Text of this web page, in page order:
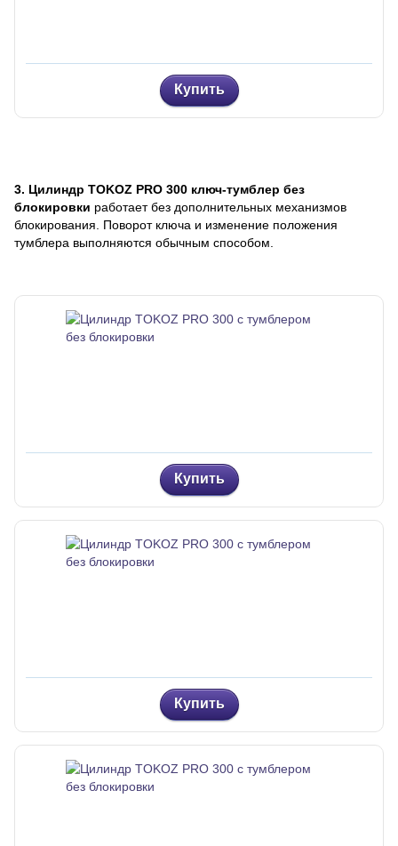
Купить
3. Цилиндр TOKOZ PRO 300 ключ-тумблер без
блокировки работает без дополнительных механизмов
блокирования. Поворот ключа и изменение положения
тумблера выполняются обычным способом.
Купить
Купить